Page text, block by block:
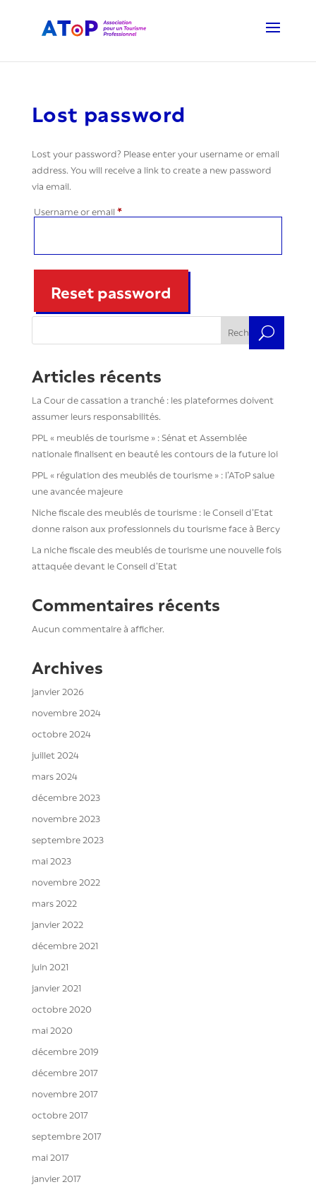
Lost password
Lost your password? Please enter your username or email
address. You will receive a link to create a new password
via email.
Username or email*Required
Reset password
Rechercher
Articles récents
La Cour de cassation a tranché : les plateformes doivent
assumer leurs responsabilités.
PPL « meublés de tourisme » : Sénat et Assemblée
nationale finalisent en beauté les contours de la future loi
PPL « régulation des meublés de tourisme » : l’AToP salue
une avancée majeure
Niche fiscale des meublés de tourisme : le Conseil d’Etat
donne raison aux professionnels du tourisme face à Bercy
La niche fiscale des meublés de tourisme une nouvelle fois
attaquée devant le Conseil d’Etat
Commentaires récents
Aucun commentaire à afficher.
Archives
janvier 2026
novembre 2024
octobre 2024
juillet 2024
mars 2024
décembre 2023
novembre 2023
septembre 2023
mai 2023
novembre 2022
mars 2022
janvier 2022
décembre 2021
juin 2021
janvier 2021
octobre 2020
mai 2020
décembre 2019
décembre 2017
novembre 2017
octobre 2017
septembre 2017
mai 2017
janvier 2017